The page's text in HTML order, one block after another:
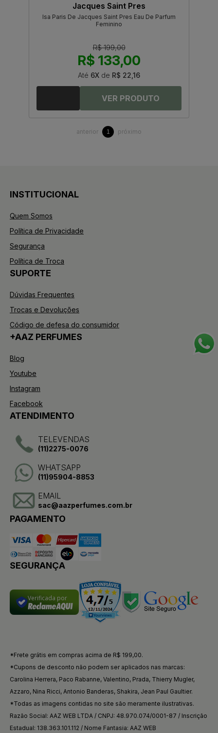
Jacques Saint Pres
Isa Paris De Jacques Saint Pres Eau De Parfum
Feminino
R$ 199,00
R$ 133,00
Até 6X de R$ 22,16
anterior 1 próximo
INSTITUCIONAL
Quem Somos
Política de Privacidade
Segurança
Política de Troca
SUPORTE
Dúvidas Frequentes
Trocas e Devoluções
Código de defesa do consumidor
+AAZ PERFUMES
Blog
Youtube
Instagram
Facebook
ATENDIMENTO
TELEVENDAS
(11)2275-0076
WHATSAPP
(11)95904-8853
EMAIL
sac@aazperfumes.com.br
PAGAMENTO
SEGURANÇA
Verificada por
*Frete grátis em compras acima de R$ 199,00.
*Cupons de desconto não podem ser aplicados nas marcas:
Carolina Herrera, Paco Rabanne, Valentino, Prada, Thierry Mugler,
Azzaro, Nina Ricci, Antonio Banderas, Shakira, Jean Paul Gaultier.
*Todas as imagens contidas no site são meramente ilustrativas.
Razão Social: AAZ WEB LTDA / CNPJ: 48.970.074/0001-87 / Inscrição
Estadual: 138.363.101.112 / Nome Fantasia: AAZ WEB